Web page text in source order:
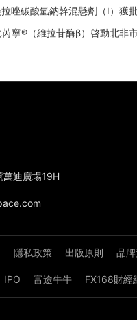
唑碳酸氫鈉幹混懸劑（I）獲
寧®（維拉苷酶β）啓動北非
隱私政策 出版原則 品
IPO 富途牛牛 FX168財經
萬迪廣場19H